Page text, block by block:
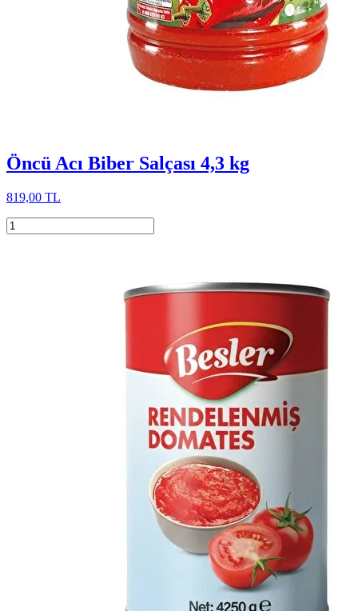
Öncü Acı Biber Salçası 4,3 kg
819,00 TL